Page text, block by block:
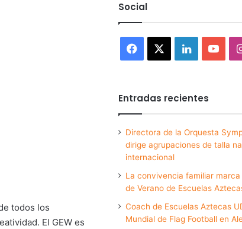
todos los
El GEW es
Social
Facebook LinkedIn
Entradas recientes
Directora de la Orquesta
dirige agrupaciones de talla
internacional
La convivencia familiar
de Verano de Escuelas
Coach de Escuelas Aztecas
Mundial de Flag Football en